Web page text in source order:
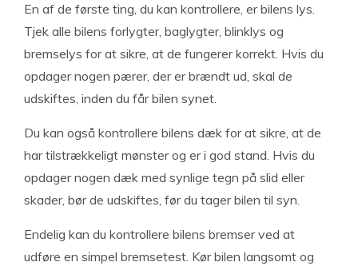
En af de første ting, du kan kontrollere, er bilens lys.
Tjek alle bilens forlygter, baglygter, blinklys og
bremselys for at sikre, at de fungerer korrekt. Hvis du
opdager nogen pærer, der er brændt ud, skal de
udskiftes, inden du får bilen synet.
Du kan også kontrollere bilens dæk for at sikre, at de
har tilstrækkeligt mønster og er i god stand. Hvis du
opdager nogen dæk med synlige tegn på slid eller
skader, bør de udskiftes, før du tager bilen til syn.
Endelig kan du kontrollere bilens bremser ved at
udføre en simpel bremsetest. Kør bilen langsomt og